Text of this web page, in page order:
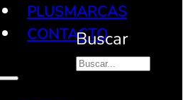
PLUSMARCAS
CONTACTO
Buscar